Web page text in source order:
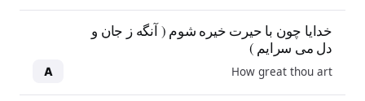
خدایا چون با حیرت خیره شوم ( آنگه ز جان و
دل می سرایم )
How great thou art
A